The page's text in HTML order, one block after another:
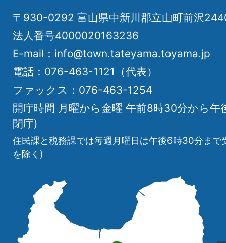
〒930-0292 富山県中新川郡立山町前沢
法人番号4000020163236
E-mail：info@town.tateyama.toyama.jp
電話：076-463-1121（代表）
ファックス：076-463-1254
開庁時間 月曜から金曜 午前8時30分から午
閉庁)
住民課と税務課では毎週月曜日は午後6時30分まで
を除く)
の